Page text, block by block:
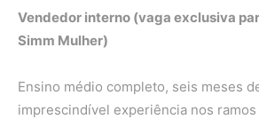
Vendedor interno (vaga exclusiva
Simm Mulher)
Ensino médio completo, seis meses
imprescindível experiência nos ramos